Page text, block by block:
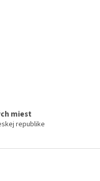
miest
republike